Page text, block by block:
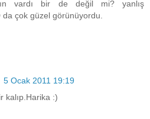
vardı bir de değil mi? yanlış
da çok güzel görünüyordu.
5 Ocak 2011 19:19
kalıp.Harika :)